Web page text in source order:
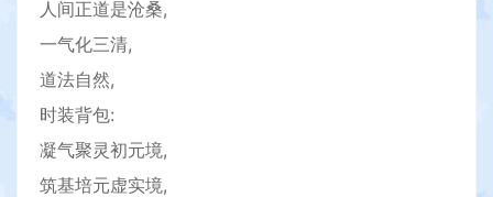
人间正道是沧桑,
一气化三清,
道法自然,
时装背包:
凝气聚灵初元境,
筑基培元虚实境,